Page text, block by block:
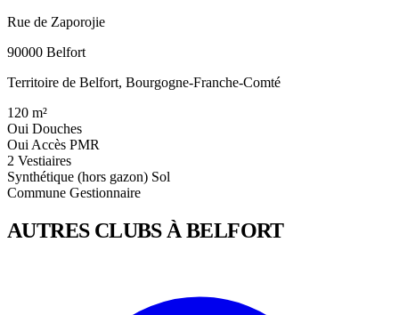
Rue de Zaporojie
90000 Belfort
Territoire de Belfort, Bourgogne-Franche-Comté
120 m²
Oui Douches
Oui Accès PMR
2 Vestiaires
Synthétique (hors gazon) Sol
Commune Gestionnaire
AUTRES CLUBS À BELFORT